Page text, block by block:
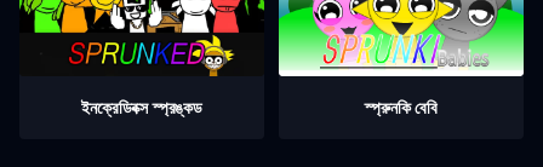
ইনক্রেডিবক্স স্প্রঙ্কড স্প্রুনকি বেবি